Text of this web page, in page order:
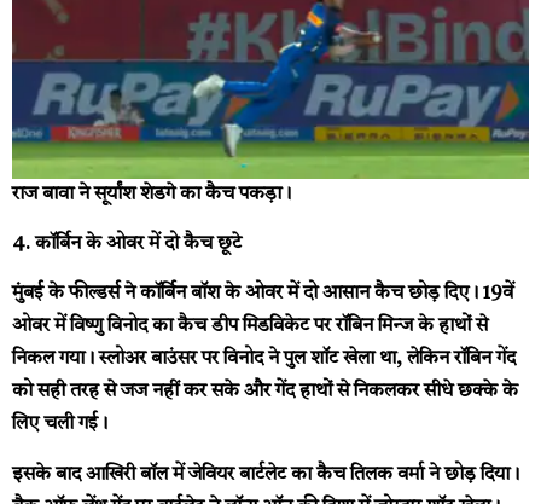
राज बावा ने सूर्यांश शेडगे का कैच पकड़ा।
4. कॉर्बिन के ओवर में दो कैच छूटे
मुंबई के फील्डर्स ने कॉर्बिन बॉश के ओवर में दो आसान कैच छोड़ दिए। 19वें
ओवर में विष्णु विनोद का कैच डीप मिडविकेट पर रॉबिन मिन्ज के हाथों से
निकल गया। स्लोअर बाउंसर पर विनोद ने पुल शॉट खेला था, लेकिन रॉबिन गेंद
को सही तरह से जज नहीं कर सके और गेंद हाथों से निकलकर सीधे छक्के के
लिए चली गई।
इसके बाद आखिरी बॉल में जेवियर बार्टलेट का कैच तिलक वर्मा ने छोड़ दिया।